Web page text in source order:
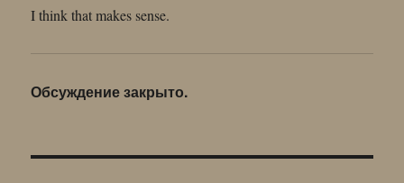
I think that makes sense.
Обсуждение закрыто.